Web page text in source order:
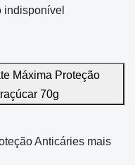
indisponível
Máxima Proteção
70g
Anticáries mais